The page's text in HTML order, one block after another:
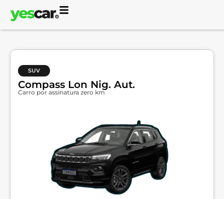
SUV
Compass Lon Nig. Aut.
Carro por assinatura zero km